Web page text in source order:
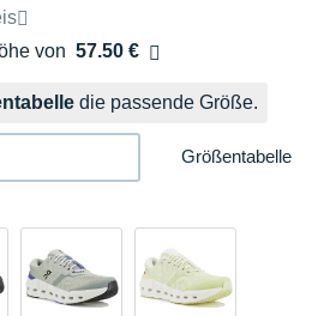
der Marke
von 57.50 €
die passende Größe.
Größentabelle